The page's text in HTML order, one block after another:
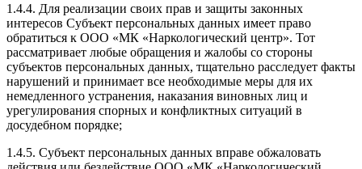
1.4.4. Для реализации своих прав и защиты законных
интересов Субъект персональных данных имеет право
обратиться к ООО «МК «Наркологический центр». Тот
рассматривает любые обращения и жалобы со стороны
субъектов персональных данных, тщательно расследует факты
нарушений и принимает все необходимые меры для их
немедленного устранения, наказания виновных лиц и
урегулирования спорных и конфликтных ситуаций в
досудебном порядке;
1.4.5. Субъект персональных данных вправе обжаловать